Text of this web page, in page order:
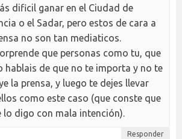
dificil ganar en el Ciudad de
o el Sadar, pero estos de cara a
no son tan mediaticos.
que personas como tu, que
hablais de que no te importa y no te
la prensa, y luego te dejes llevar
como este caso (que conste que
lo digo con mala intención).
Responder